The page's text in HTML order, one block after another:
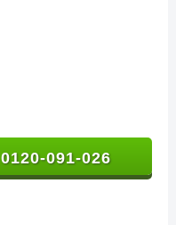
0120-091-026